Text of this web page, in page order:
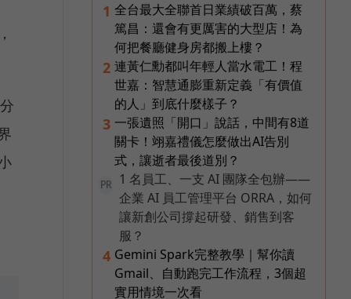
1 全台最大全聯首日業績破百萬，蔡
篤昌：還會有更厲害的大型店！為
何把餐廳健身房都搬上樓？
2 連黃仁勳都叫年輕人當水電工！程
世嘉：智慧通膨重新定義「有價值
的人」到底什麼樣子？
3 一張遺照「開口」說話，中間有8道
關卡！翊嘉禮儀怎麼做出AI告別
式，讓逝者最後道別？
PR
1 名員工、一支 AI 團隊全包辦——
企業 AI 員工管理平台 ORRA，如何
讓新創公司撐起研發、銷售到客
服？
4 Gemini Spark完整教學｜幫你讀
Gmail、自動跑完工作流程，3個超
實用情境一次看